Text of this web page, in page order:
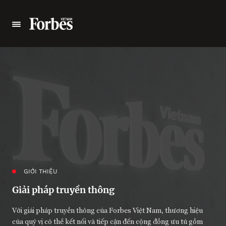
GIỚI THIỆU
Giải pháp truyền thông
Với giải pháp truyền thông của Forbes Việt Nam, thương hiệu
của quý vị có thể kết nối và tiếp cận đến cộng đồng ưu tú gồm